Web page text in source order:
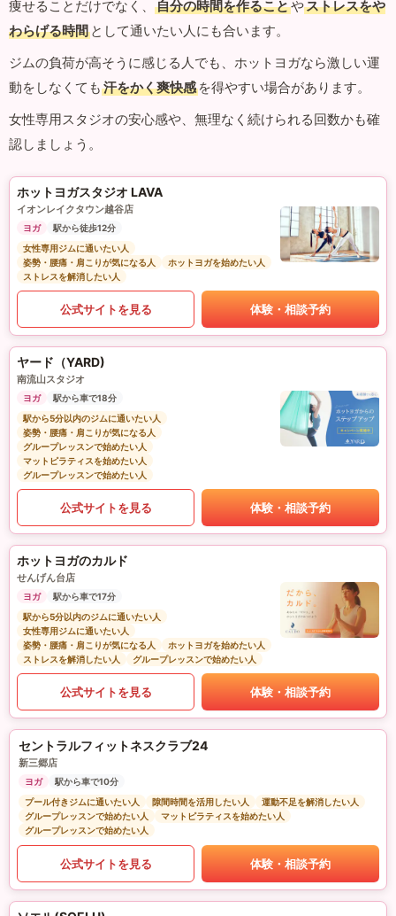
痩せることだけでなく、
自分の時間を作ることやストレスをや
わらげる時間 として通いたい人にも合います。
ジムの負荷が高そうに感じる人でも、ホットヨガなら激しい運
動をしなくても 汗をかく爽快感 を得やすい場合があります。
女性専用スタジオの安心感や、無理なく続けられる回数かも確
認しましょう。
ホットヨガスタジオ LAVA
イオンレイクタウン越谷店
ヨガ
駅から徒歩12分
女性専用ジムに通いたい人
姿勢・腰痛・肩こりが気になる人
ホットヨガを始めたい人
ストレスを解消したい人
公式サイトを見る 体験・相談予約
ヤード（YARD)
南流山スタジオ
ヨガ
駅から車で18分
駅から5分以内のジムに通いたい人
姿勢・腰痛・肩こりが気になる人
グループレッスンで始めたい人
マットピラティスを始めたい人
グループレッスンで始めたい人
公式サイトを見る 体験・相談予約
ホットヨガのカルド
せんげん台店
ヨガ
駅から車で17分
駅から5分以内のジムに通いたい人
女性専用ジムに通いたい人
姿勢・腰痛・肩こりが気になる人
ホットヨガを始めたい人
ストレスを解消したい人
グループレッスンで始めたい人
公式サイトを見る 体験・相談予約
セントラルフィットネスクラブ24
新三郷店
ヨガ
駅から車で10分
プール付きジムに通いたい人
隙間時間を活用したい人
運動不足を解消したい人
グループレッスンで始めたい人
マットピラティスを始めたい人
グループレッスンで始めたい人
公式サイトを見る 体験・相談予約